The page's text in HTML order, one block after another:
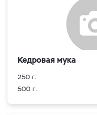
Кедровая мука
250 г.
500 г.